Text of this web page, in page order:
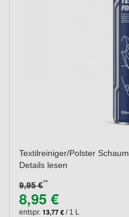
Textilreiniger/Polster Schaum
Details lesen
9,95 €**
8,95 €
entspr. 13,77 € / 1 L